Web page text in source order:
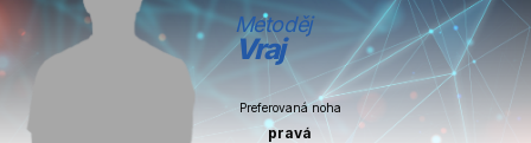
Metoděj
Vraj
Preferovaná noha
pravá